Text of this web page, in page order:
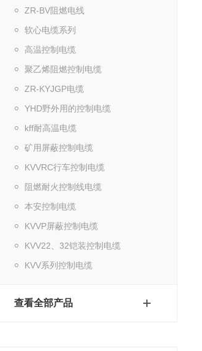
ZR-BV阻燃电线
软心电缆系列
高温控制电缆
聚乙烯阻燃控制电缆
ZR-KYJGP电缆
YHD野外用的控制电缆
kff耐高温电缆
矿用屏蔽控制电缆
KVVRC行车控制电缆
阻燃耐火控制线电缆
本安控制电缆
KVVP屏蔽控制电缆
KVV22、32铠装控制电缆
KVV系列控制电缆
查看全部产品